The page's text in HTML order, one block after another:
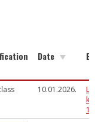
Date
10.01.2026.